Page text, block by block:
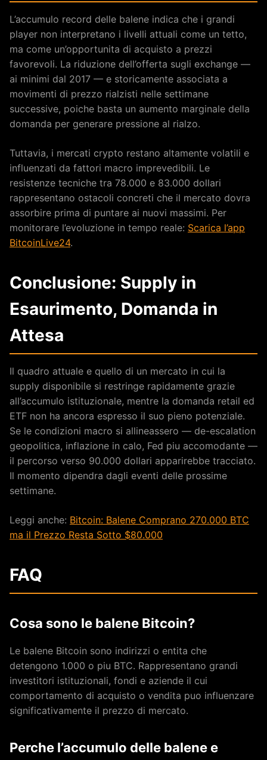
L’accumulo record delle balene indica che i grandi
player non interpretano i livelli attuali come un tetto,
ma come un’opportunita di acquisto a prezzi
favorevoli. La riduzione dell’offerta sugli exchange —
ai minimi dal 2017 — e storicamente associata a
movimenti di prezzo rialzisti nelle settimane
successive, poiche basta un aumento marginale della
domanda per generare pressione al rialzo.
Tuttavia, i mercati crypto restano altamente volatili e
influenzati da fattori macro imprevedibili. Le
resistenze tecniche tra 78.000 e 83.000 dollari
rappresentano ostacoli concreti che il mercato dovra
assorbire prima di puntare ai nuovi massimi. Per
monitorare l’evoluzione in tempo reale: Scarica l’app
BitcoinLive24.
Conclusione: Supply in
Esaurimento, Domanda in
Attesa
Il quadro attuale e quello di un mercato in cui la
supply disponibile si restringe rapidamente grazie
all’accumulo istituzionale, mentre la domanda retail ed
ETF non ha ancora espresso il suo pieno potenziale.
Se le condizioni macro si allineassero — de-escalation
geopolitica, inflazione in calo, Fed piu accomodante —
il percorso verso 90.000 dollari apparirebbe tracciato.
Il momento dipendra dagli eventi delle prossime
settimane.
Leggi anche: Bitcoin: Balene Comprano 270.000 BTC
ma il Prezzo Resta Sotto $80.000
FAQ
Cosa sono le balene Bitcoin?
Le balene Bitcoin sono indirizzi o entita che
detengono 1.000 o piu BTC. Rappresentano grandi
investitori istituzionali, fondi e aziende il cui
comportamento di acquisto o vendita puo influenzare
significativamente il prezzo di mercato.
Perche l’accumulo delle balene e